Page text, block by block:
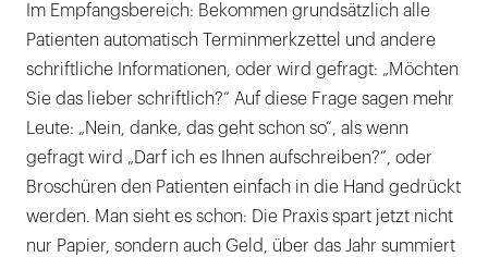
Im Empfangsbereich: Bekommen grundsätzlich alle
Patienten automatisch Terminmerkzettel und andere
schriftliche Informationen, oder wird gefragt: „Möchten
Sie das lieber schriftlich?“ Auf diese Frage sagen mehr
Leute: „Nein, danke, das geht schon so“, als wenn
gefragt wird „Darf ich es Ihnen aufschreiben?“, oder
Broschüren den Patienten einfach in die Hand gedrückt
werden. Man sieht es schon: Die Praxis spart jetzt nicht
nur Papier, sondern auch Geld, über das Jahr summiert